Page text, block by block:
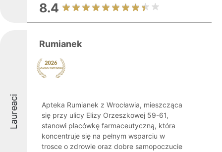
8.4
Laureaci
Rumianek
Apteka Rumianek z Wrocławia, mieszcząca
się przy ulicy Elizy Orzeszkowej 59-61,
stanowi placówkę farmaceutyczną, która
koncentruje się na pełnym wsparciu w
trosce o zdrowie oraz dobre samopoczucie